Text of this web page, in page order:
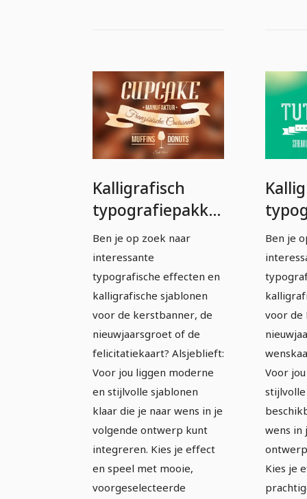
Kalligrafisch
typografiepakket
- volledig
bewerkbare
sjablonen -
Bänder
Ben je op zoek naar
interessante
typografische effecten en
kalligrafische sjablonen
voor de kerstbanner, de
nieuwjaarsgroet of de
felicitatiekaart? Alsjeblieft:
Voor jou liggen moderne
en stijlvolle sjablonen
klaar die je naar wens in je
volgende ontwerp kunt
integreren. Kies je effect
en speel met mooie,
voorgeselecteerde
-
Ben je
voor de
Voor
wens in
Kies je